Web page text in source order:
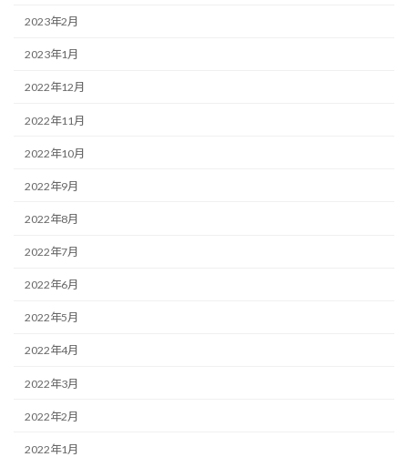
2023年2月
2023年1月
2022年12月
2022年11月
2022年10月
2022年9月
2022年8月
2022年7月
2022年6月
2022年5月
2022年4月
2022年3月
2022年2月
2022年1月